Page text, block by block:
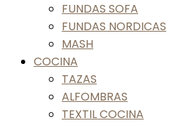
FUNDAS SOFA
FUNDAS NORDICAS
MASH
COCINA
TAZAS
ALFOMBRAS
TEXTIL COCINA